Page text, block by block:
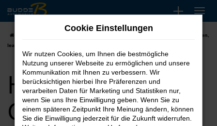
Zum
Hauptinhalt
springen
Hyundai Gebrauchtwagen für Köln kaufen,
leasen, finanzieren
Hyundai
Gebrauchtwagen
Cookie Einstellungen
Wir nutzen Cookies, um Ihnen die bestmögliche
Nutzung unserer Webseite zu ermöglichen und unsere
Kommunikation mit Ihnen zu verbessern. Wir
berücksichtigen hierbei Ihre Präferenzen und
verarbeiten Daten für Marketing und Statistiken nur,
wenn Sie uns Ihre Einwilligung geben. Wenn Sie zu
einem späteren Zeitpunkt Ihre Meinung ändern, können
Sie die Einwilligung jederzeit für die Zukunft widerrufen.